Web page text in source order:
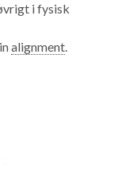
i fysisk
alignment.